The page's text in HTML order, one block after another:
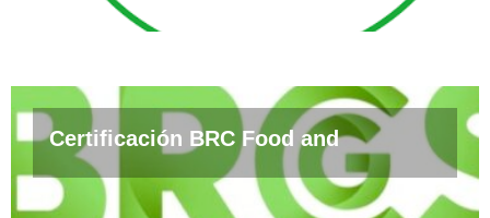
Certificación BRC Food and